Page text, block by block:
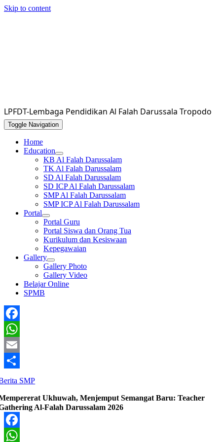
Skip to content
LPFDT-Lembaga Pendidikan Al Falah Darussala Tropodo
Toggle Navigation
Home
Education
KB Al Falah Darussalam
TK Al Falah Darussalam
SD Al Falah Darussalam
SD ICP Al Falah Darussalam
SMP Al Falah Darussalam
SMP ICP Al Falah Darussalam
Portal
Portal Guru
Portal Siswa dan Orang Tua
Kurikulum dan Kesiswaan
Kepegawaian
Gallery
Gallery Photo
Gallery Video
Belajar Online
SPMB
Facebook
WhatsApp
Email
Share
SMP
Ukhuwah, Menjemput Semangat Baru: Teacher
Al-Falah Darussalam 2026
Facebook